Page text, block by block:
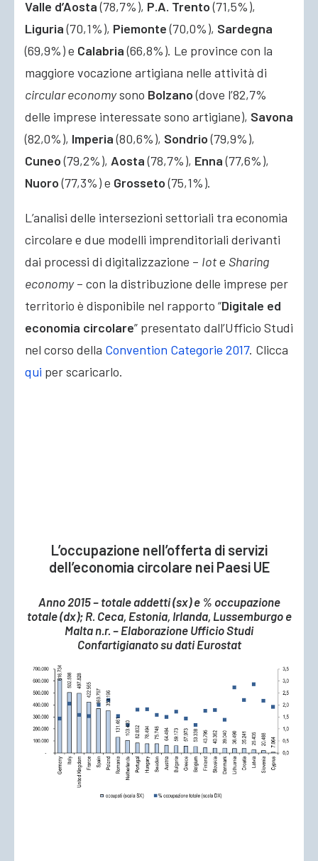
Valle d’Aosta(78,7%), P.A. Trento(71,5%),
Liguria(70,1%), Piemonte(70,0%), Sardegna
(69,9%) e Calabria(66,8%). Le province con la
maggiore vocazione artigiana nelle attività di
circular economysono Bolzano(dove l’82,7%
delle imprese interessate sono artigiane), Savona
(82,0%), Imperia(80,6%), Sondrio(79,9%),
Cuneo(79,2%), Aosta(78,7%), Enna(77,6%),
Nuoro(77,3%) e Grosseto(75,1%).
L’analisi delle intersezioni settoriali tra economia
circolare e due modelli imprenditoriali derivanti
dai processi di digitalizzazione – Iote Sharing
economy– con la distribuzione delle imprese per
territorio è disponibile nel rapporto “Digitale ed
economia circolare” presentato dall’Ufficio Studi
nel corso della Convention Categorie 2017. Clicca
qui per scaricarlo.
L’occupazione nell’offerta di servizi
dell’economia circolare nei Paesi UE
Anno 2015 – totale addetti (sx) e % occupazione
totale (dx); R. Ceca, Estonia, Irlanda, Lussemburgo e
Malta n.r. – Elaborazione Ufficio Studi
Confartigianato su dati Eurostat